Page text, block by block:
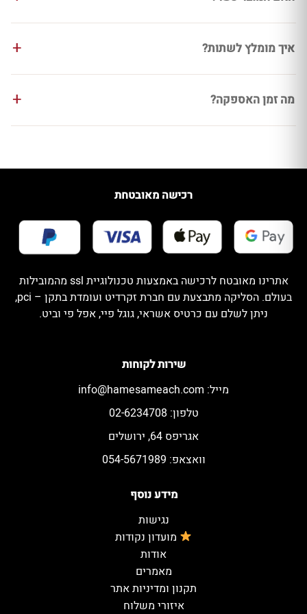
איך מומלץ לשתות?
מה זמן האספקה?
מידע נוסף
נגישות
מועדון נקודות
אודות
מאמרים
תקנון ומדיניות אתר
איזורי משלוח
שירות לקוחות
מייל: info@hamesameach.com
טלפון: 02-6234708
אגריפס 64, ירושלים
וואצאפ: 054-5671989
רכישה מאובטחת
אתרינו מאובטח לרכישה באמצעות טכנולוגיית ssl מהמובילות
בעולם. הסליקה מתבצעת עם חברת זקרדיט ועומדת בתקן – pci,
ניתן לשלם עם כרטיס אשראי, גוגל פיי, אפל פי וביט.